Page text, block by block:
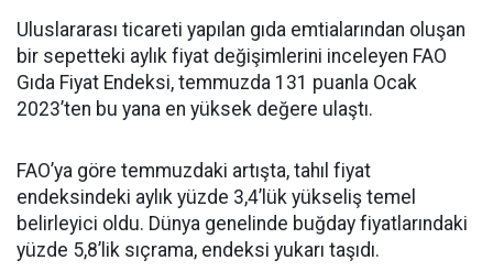
Uluslararası ticareti yapılan gıda emtialarından oluşan
bir sepetteki aylık fiyat değişimlerini inceleyen FAO
Gıda Fiyat Endeksi, temmuzda 131 puanla Ocak
2023’ten bu yana en yüksek değere ulaştı.
FAO’ya göre temmuzdaki artışta, tahıl fiyat
endeksindeki aylık yüzde 3,4’lük yükseliş temel
belirleyici oldu. Dünya genelinde buğday fiyatlarındaki
yüzde 5,8’lik sıçrama, endeksi yukarı taşıdı.